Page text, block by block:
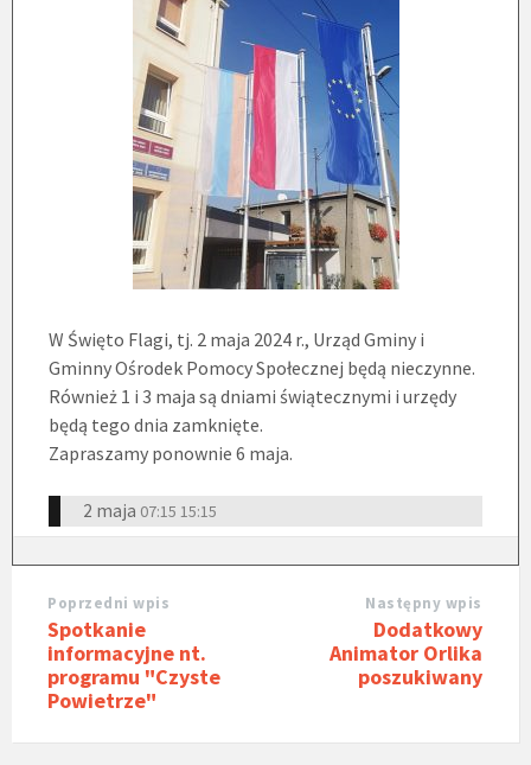
W Święto Flagi, tj. 2 maja 2024 r., Urząd Gminy i
Gminny Ośrodek Pomocy Społecznej będą nieczynne.
Również 1 i 3 maja są dniami świątecznymi i urzędy
będą tego dnia zamknięte.
Zapraszamy ponownie 6 maja.
2 maja 07:15 15:15
Poprzedni wpis
Spotkanie
informacyjne nt.
programu "Czyste
Powietrze"
Następny wpis
Dodatkowy
Animator Orlika
poszukiwany